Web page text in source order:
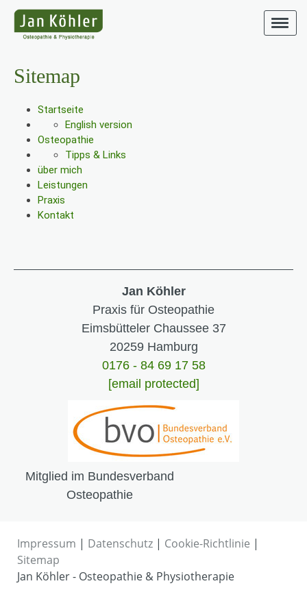
Sitemap
Startseite
English version
Osteopathie
Tipps & Links
über mich
Leistungen
Praxis
Kontakt
Jan Köhler
Praxis für Osteopathie
Eimsbütteler Chaussee 37
20259 Hamburg
0176 - 84 69 17 58
[email protected]
Mitglied im Bundesverband
Osteopathie
Impressum | Datenschutz | Cookie-Richtlinie |
Sitemap
Jan Köhler - Osteopathie & Physiotherapie